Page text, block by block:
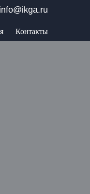
info@ikga.ru
Контакты